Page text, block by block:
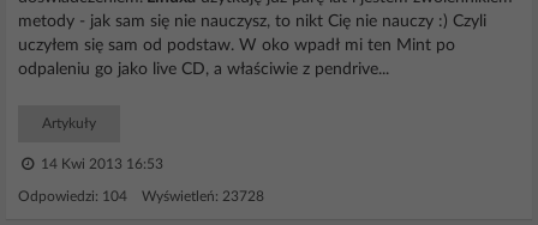
metody - jak sam się nie nauczysz, to nikt Cię nie nauczy :) Czyli
uczyłem się sam od podstaw. W oko wpadł mi ten Mint po
odpaleniu go jako live CD, a właściwie z pendrive...
Artykuły
14 Kwi 2013 16:53
Odpowiedzi: 104 Wyświetleń: 23728